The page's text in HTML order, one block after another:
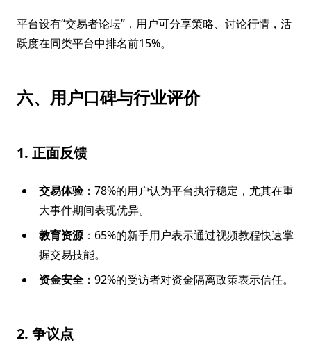
平台设有“交易者论坛”，用户可分享策略、讨论行情，活
跃度在同类平台中排名前15%。
六、用户口碑与行业评价
1. 正面反馈
交易体验：78%的用户认为平台执行稳定，尤其在重
大事件期间表现优异。
教育资源：65%的新手用户表示通过视频教程快速掌
握交易技能。
资金安全 ：92%的受访者对资金隔离政策表示信任。
2. 争议点